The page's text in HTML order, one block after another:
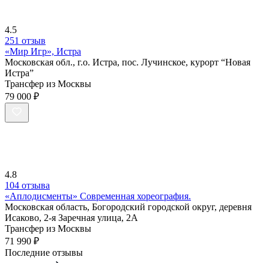
4.5
251 отзыв
«Мир Игр», Истра
Московская обл., г.о. Истра, пос. Лучинское, курорт “Новая
Истра”
Трансфер из Москвы
79 000 ₽
4.8
104 отзыва
«Аплодисменты» Современная хореография.
Московская область, Богородский городской округ, деревня
Исаково, 2-я Заречная улица, 2А
Трансфер из Москвы
71 990 ₽
Последние отзывы